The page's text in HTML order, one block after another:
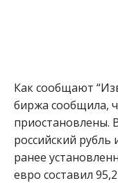
Как сообщают
биржа сообщила,
приостановлены.
российский
ранее
евро составил